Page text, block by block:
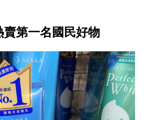
賣第一名國民好物